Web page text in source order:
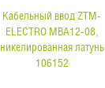
Кабельный ввод ZTM-
ELECTRO MBA12-08,
никелированная латунь
106152